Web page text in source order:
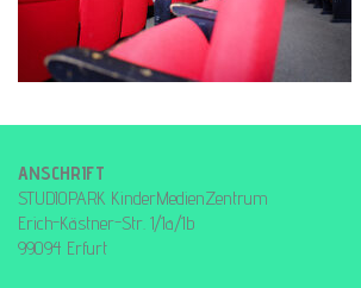
ANSCHRIFT
STUDIOPARK KinderMedienZentrum
Erich-Kästner-Str. 1/1a/1b
99094 Erfurt